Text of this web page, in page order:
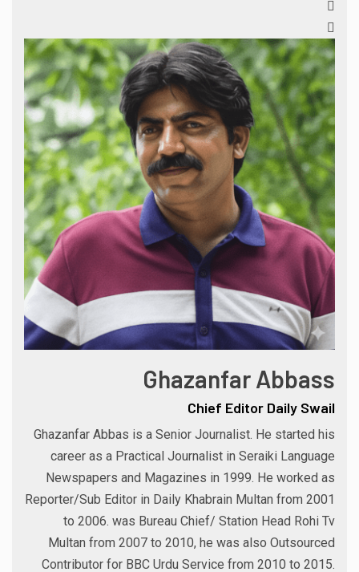
Ghazanfar Abbass
Chief Editor Daily Swail
Ghazanfar Abbas is a Senior Journalist. He started his
career as a Practical Journalist in Seraiki Language
Newspapers and Magazines in 1999. He worked as
Reporter/Sub Editor in Daily Khabrain Multan from 2001
to 2006. was Bureau Chief/ Station Head Rohi Tv
Multan from 2007 to 2010, he was also Outsourced
Contributor for BBC Urdu Service from 2010 to 2015.